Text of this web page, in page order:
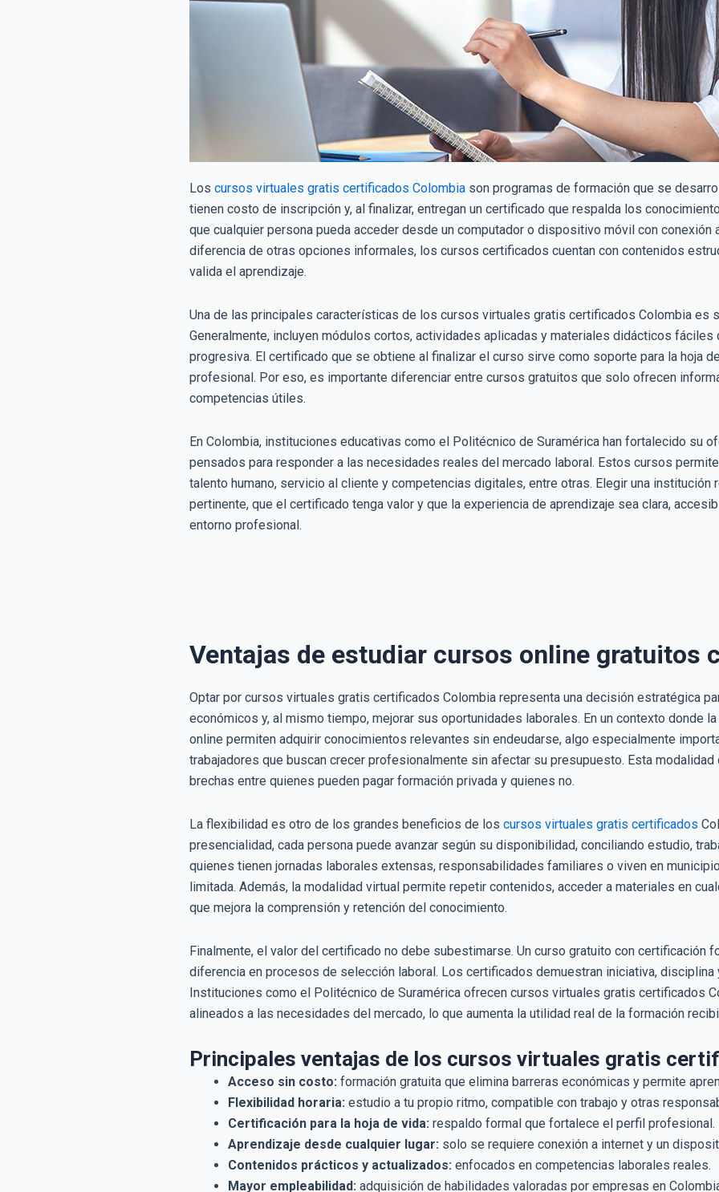
Los cursos virtuales gratis certificados Colombia son programas de formación que se
tienen costo de inscripción y, al finalizar, entregan un certificado que respalda los
que cualquier persona pueda acceder desde un computador o dispositivo móvil con conexión
diferencia de otras opciones informales, los cursos certificados cuentan con contenidos
valida el aprendizaje.
Una de las principales características de los cursos virtuales gratis certificados Colombia es
Generalmente, incluyen módulos cortos, actividades aplicadas y materiales didácticos fáciles
progresiva. El certificado que se obtiene al finalizar el curso sirve como soporte para la hoja
profesional. Por eso, es importante diferenciar entre cursos gratuitos que solo ofrecen
competencias útiles.
En Colombia, instituciones educativas como el Politécnico de Suramérica han fortalecido su
pensados para responder a las necesidades reales del mercado laboral. Estos cursos
talento humano, servicio al cliente y competencias digitales, entre otras. Elegir una institución
pertinente, que el certificado tenga valor y que la experiencia de aprendizaje sea clara,
entorno profesional.
Ventajas de estudiar cursos online gratuitos
Optar por cursos virtuales gratis certificados Colombia representa una decisión estratégica
económicos y, al mismo tiempo, mejorar sus oportunidades laborales. En un contexto donde
online permiten adquirir conocimientos relevantes sin endeudarse, algo especialmente
trabajadores que buscan crecer profesionalmente sin afectar su presupuesto. Esta
brechas entre quienes pueden pagar formación privada y quienes no.
La flexibilidad es otro de los grandes beneficios de los cursos virtuales gratis certificados
presencialidad, cada persona puede avanzar según su disponibilidad, conciliando estudio,
quienes tienen jornadas laborales extensas, responsabilidades familiares o viven en
limitada. Además, la modalidad virtual permite repetir contenidos, acceder a materiales en
que mejora la comprensión y retención del conocimiento.
Finalmente, el valor del certificado no debe subestimarse. Un curso gratuito con certificación
diferencia en procesos de selección laboral. Los certificados demuestran iniciativa,
Instituciones como el Politécnico de Suramérica ofrecen cursos virtuales gratis certificados
alineados a las necesidades del mercado, lo que aumenta la utilidad real de la formación
Principales ventajas de los cursos virtuales gratis
Acceso sin costo: formación gratuita que elimina barreras económicas y permite
Flexibilidad horaria: estudio a tu propio ritmo, compatible con trabajo y otras
Certificación para la hoja de vida: respaldo formal que fortalece el perfil profesional.
Aprendizaje desde cualquier lugar: solo se requiere conexión a internet y un
Contenidos prácticos y actualizados: enfocados en competencias laborales reales.
Mayor empleabilidad: adquisición de habilidades valoradas por empresas en